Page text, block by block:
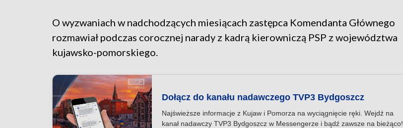
O wyzwaniach w nadchodzących miesiącach zastępca Komendanta Głównego
rozmawiał podczas corocznej narady z kadrą kierowniczą PSP z województwa
kujawsko-pomorskiego.
Dołącz do kanału nadawczego TVP3 Bydgoszcz
Najświeższe informacje z Kujaw i Pomorza na wyciągnięcie ręki. Wejdź na
kanał nadawczy TVP3 Bydgoszcz w Messengerze i bądź zawsze na bieżąco!